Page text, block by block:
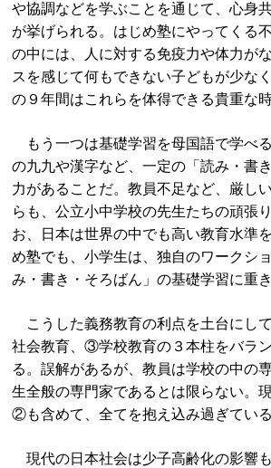
や協調などを学ぶことを通じて、心身
が挙げられる。はじめ塾にやってくる
の中には、人に対する免疫力や体力が
スを感じて何もできない子どもが少な
の９年間はこれらを体得できる貴重な時
もう一つは基礎学習を母国語で学べ
の九九や漢字など、一定の「読み・書
力があることだ。教員不足など、厳し
らも、公立小中学校の先生たちの頑張
お、日本は世界の中でも高い教育水準
め塾でも、小学生は、独自のワークシ
み・書き・そろばん」の基礎学習に重
こうした義務教育の利点を土台にし
社会教育、③学校教育の３本柱をバラ
る。誤解があるが、教員は学校の中の
生全般の専門家であるとは限らない。
②も含めて、全てを抱え込み過ぎている
現代の日本社会は少子高齢化の影響